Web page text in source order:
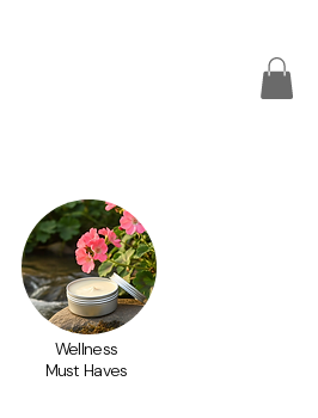
Wellness
Must Haves